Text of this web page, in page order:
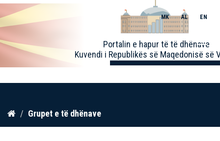
Kalo
përmbajtja
Portalin e hapur të të dhënave
Kuvendi i Republikës së Maqedonisë së
MK AL EN
Toggle
Grupet e të dhënave